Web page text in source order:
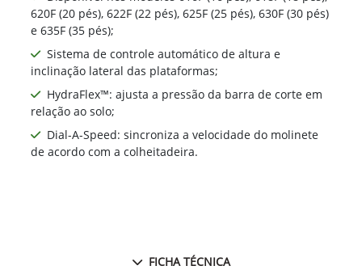
620F (20 pés), 622F (22 pés), 625F (25 pés), 630F (30 pés)
e 635F (35 pés);
Sistema de controle automático de altura e
inclinação lateral das plataformas;
HydraFlex™: ajusta a pressão da barra de corte em
relação ao solo;
Dial-A-Speed: sincroniza a velocidade do molinete
de acordo com a colheitadeira.
FICHA TÉCNICA